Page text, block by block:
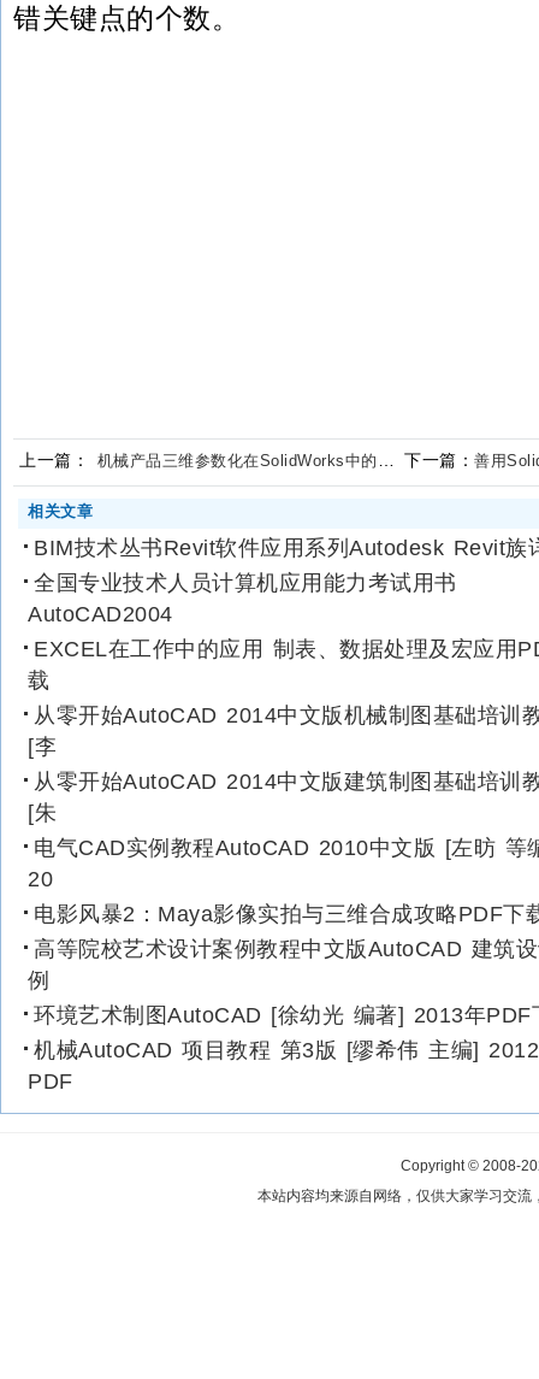
错关键点的个数。
上一篇： 机械产品三维参数化在SolidWorks中的设计研究 下一篇： 善用
相关文章
BIM技术丛书Revit软件应用系列Autodesk Revit族
全国专业技术人员计算机应用能力考试用书
AutoCAD2004
EXCEL在工作中的应用 制表、数据处理及宏应用
载
从零开始AutoCAD 2014中文版机械制图基础培训
[李
从零开始AutoCAD 2014中文版建筑制图基础培训
[朱
电气CAD实例教程AutoCAD 2010中文版 [左昉 等
20
电影风暴2：Maya影像实拍与三维合成攻略PDF下
高等院校艺术设计案例教程中文版AutoCAD 建筑
例
环境艺术制图AutoCAD [徐幼光 编著] 2013年PDF
机械AutoCAD 项目教程 第3版 [缪希伟 主编]
PDF
Copyright © 2008-
本站内容均来源自网络，仅供大家学习交